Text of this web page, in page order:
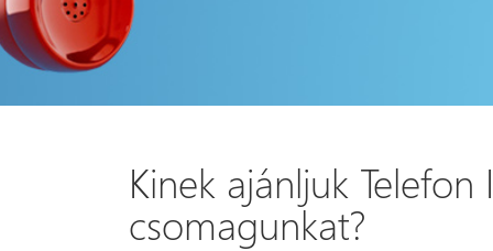
Kinek ajánljuk Telefon
csomagunkat?